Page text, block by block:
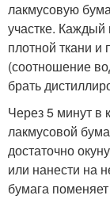
лакмусовую
участке. Каждый
плотной ткани и
(соотношение
брать
Через 5 минут в
лакмусовой
достаточно
или нанести на
бумага